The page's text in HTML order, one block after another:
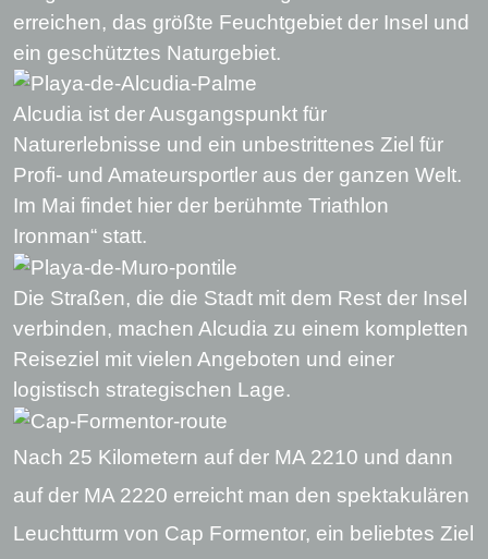
erreichen, das größte Feuchtgebiet der Insel und
ein geschütztes Naturgebiet.
Alcudia ist der Ausgangspunkt für
Naturerlebnisse und ein unbestrittenes Ziel für
Profi- und Amateursportler aus der ganzen Welt.
Im Mai findet hier der berühmte Triathlon
Ironman“ statt.
Die Straßen, die die Stadt mit dem Rest der Insel
verbinden, machen Alcudia zu einem kompletten
Reiseziel mit vielen Angeboten und einer
logistisch strategischen Lage.
Nach 25 Kilometern auf der MA 2210 und dann
auf der MA 2220 erreicht man den spektakulären
Leuchtturm von Cap Formentor, ein beliebtes Ziel